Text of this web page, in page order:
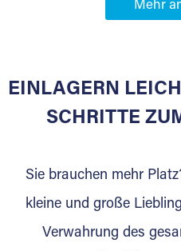
Werden Sie
Sie bieten Kunden
für die Einlagerung
Lagerkunden und
Ihre Vorteile als
Marktgerechte
EINLAGERN
SCHRITTE
Sie brauchen mehr
kleine und große
Verwahrung des